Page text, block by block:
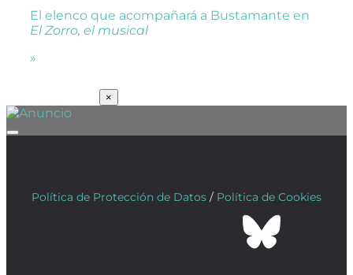
El elenco que acompañará a Bustamante en
El Zorro, el musical
»
×
Política de Protección de Datos / Política de Cookies